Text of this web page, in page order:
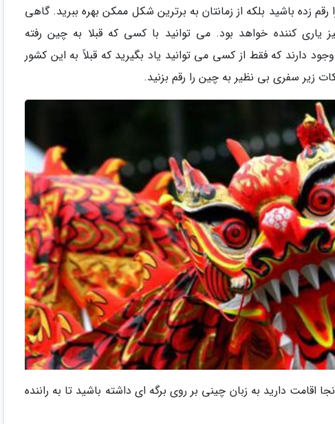
زده باشید بلکه از زمانتان به برترین شکل ممکن بهره ببرید. گاهی
یاری کننده خواهد بود. می توانید با کسی که قبلا به چین رفته
که فقط از کسی می توانید یاد بگیرید که قبلاً به این کشور
زیر سفری بی نظیر به چین را رقم بزنید.
اقامت دارید به زبان چینی بر روی برگه ای داشته باشید تا به راننده